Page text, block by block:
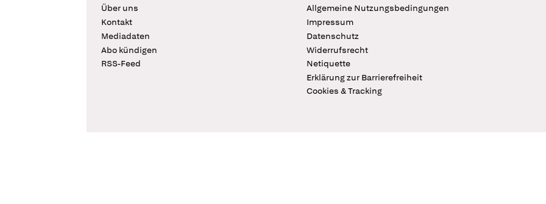
Über uns
Kontakt
Mediadaten
Abo kündigen
RSS-Feed
Allgemeine Nutzungsbedingungen
Impressum
Datenschutz
Widerrufsrecht
Netiquette
Erklärung zur Barrierefreiheit
Cookies & Tracking